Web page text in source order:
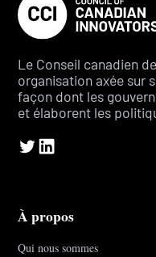
Le Conseil canadien
organisation axée sur
façon dont les
et élaborent les
À propos
Qui nous sommes